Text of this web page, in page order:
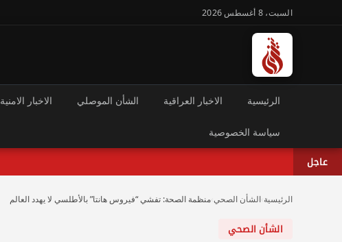
السبت، 8 أغسطس 2026
الرئيسية الاخبار العراقية الشأن الموصلي الاخبار الامنية
سياسة الخصوصية
عاجل
الرئيسية الشأن الصحي منظمة الصحة: تفشي “فيروس هانتا” بالأطلسي لا يهدد العالم
الشأن الصحي